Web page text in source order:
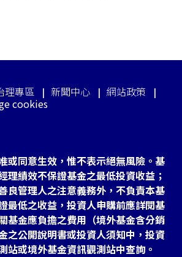
理專區 新聞中心
網站政策
cookies
或同意生效，惟不表示絕無風險。基
理績效不保證基金之最低投資收益；
良管理人之注意義務外，不負責本基
最低之收益，投資人申購前應詳閱基
基金應負擔之費用（境外基金含分銷
之公開說明書或投資人須知中，投資
站或境外基金資訊觀測站中查詢。